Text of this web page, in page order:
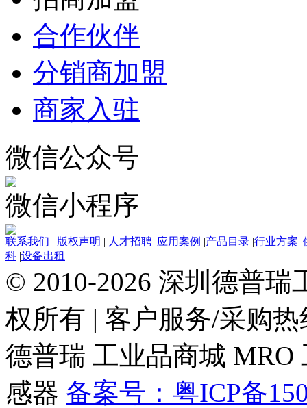
合作伙伴
分销商加盟
商家入驻
微信公众号
微信小程序
联系我们 | 版权声明 | 人才招聘 |应用案例 |产品目录 |行业方案 |
科 |设备出租
© 2010-2026 深圳德普瑞
权所有 | 客户服务/采购热
德普瑞 工业品商城 MRO
感器 备案号：粤ICP备